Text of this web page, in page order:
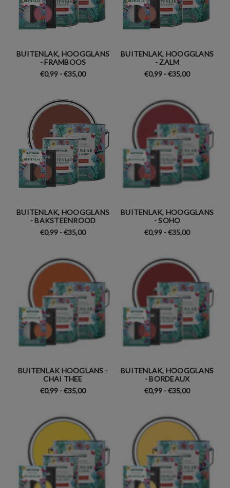
BUITENLAK, HOOGGLANS
- FRAMBOOS
€0,99 - €35,00
BUITENLAK, HOOGGLANS
- ZALM
€0,99 - €35,00
BUITENLAK, HOOGGLANS
- BAKSTEENROOD
€0,99 - €35,00
BUITENLAK, HOOGGLANS
- SOHO
€0,99 - €35,00
BUITENLAK HOOGLANS -
CHAI THEE
€0,99 - €35,00
BUITENLAK, HOOGGLANS
- BORDEAUX
€0,99 - €35,00